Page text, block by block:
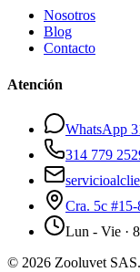
Nosotros
Blog
Contacto
Atención
WhatsApp
314 779
Cra. 5c
Lun - Vie ·
© 2026 Zooluvet SAS.